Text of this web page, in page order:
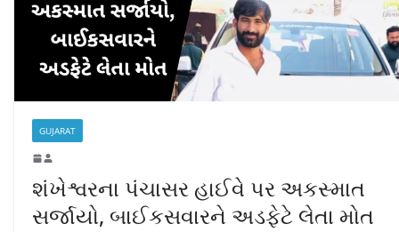
GUJARAT
શંખેશ્વરના પંચાસર હાઈવે પર અકસ્માત
સર્જાયો, બાઈકસવારને અડફેટે લેતા મોત